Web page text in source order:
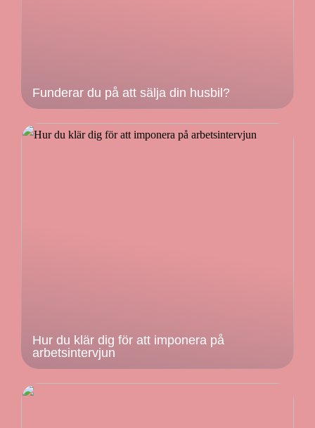
Funderar du på att sälja din husbil?
Hur du klär dig för att imponera på
arbetsintervjun